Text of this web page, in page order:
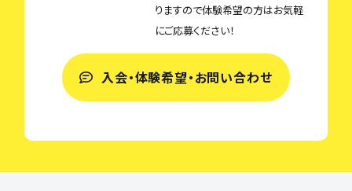
りますので体験希望の方はお気軽
にご応募ください！
入会・体験希望・お問い合わせ